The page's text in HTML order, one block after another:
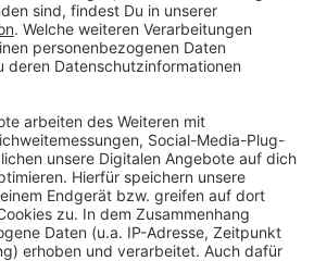
Mario Basler, Oliver Kahn
täglich ihren Senf zur WM.